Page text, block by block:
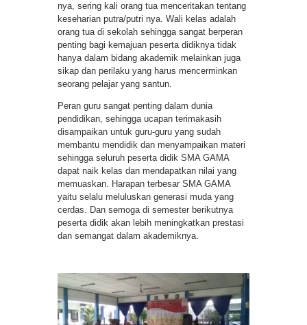
nya, sering kali orang tua menceritakan tentang
keseharian putra/putri nya. Wali kelas adalah
orang tua di sekolah sehingga sangat berperan
penting bagi kemajuan peserta didiknya tidak
hanya dalam bidang akademik melainkan juga
sikap dan perilaku yang harus mencerminkan
seorang pelajar yang santun.
Peran guru sangat penting dalam dunia
pendidikan, sehingga ucapan terimakasih
disampaikan untuk guru-guru yang sudah
membantu mendidik dan menyampaikan materi
sehingga seluruh peserta didik SMA GAMA
dapat naik kelas dan mendapatkan nilai yang
memuaskan. Harapan terbesar SMA GAMA
yaitu selalu meluluskan generasi muda yang
cerdas. Dan semoga di semester berikutnya
peserta didik akan lebih meningkatkan prestasi
dan semangat dalam akademiknya.